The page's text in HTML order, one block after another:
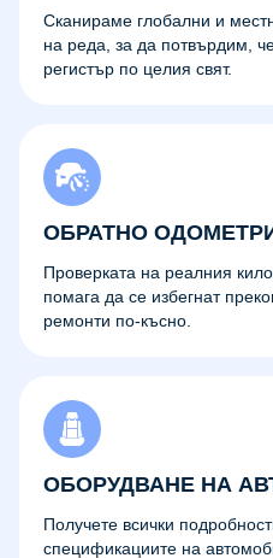
Сканираме глобални и
на реда, за да потвърдим,
регистър по целия свят.
ОБРАТНО
Проверката на реалния
помага да се избегнат
ремонти по-късно.
ОБОРУДВАНЕ НА
Получете всички
спецификациите на